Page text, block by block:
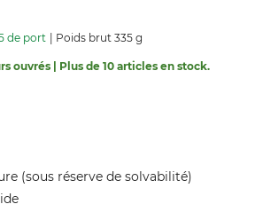
de port Poids brut 335 g
ouvrés | Plus de 10 articles en stock.
(sous réserve de solvabilité)